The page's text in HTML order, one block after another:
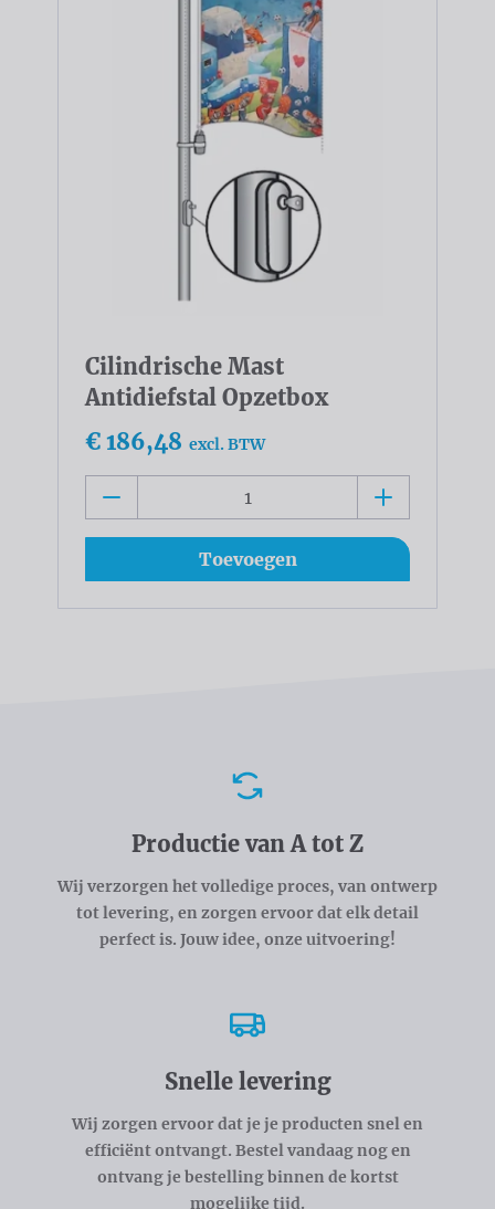
Cilindrische Mast
Antidiefstal Opzetbox
€ 186,48 excl. BTW
Toevoegen
Productie van A tot Z
Wij verzorgen het volledige proces, van ontwerp
tot levering, en zorgen ervoor dat elk detail
perfect is. Jouw idee, onze uitvoering!
Snelle levering
Wij zorgen ervoor dat je je producten snel en
efficiënt ontvangt. Bestel vandaag nog en
ontvang je bestelling binnen de kortst
mogelijke tijd.